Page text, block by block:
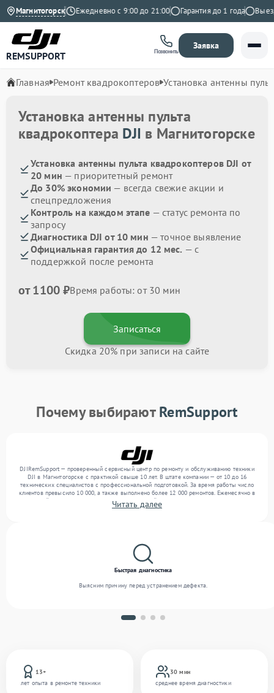
Магнитогорск
4.9 на Яндекс Ежедневно с 9:00 до 21:00 Гарантия до 1 года Выезд
REMSUPPORT Позвонить
Заявка
Главная Ремонт квадрокоптеров Установка антенны
Установка антенны пульта
квадрокоптера DJI в Магнитогорске
Установка антенны пульта квадрокоптеров DJI от
20 мин — приоритетный ремонт
До 30% экономии — всегда свежие акции и
спецпредложения
Контроль на каждом этапе — статус ремонта по
запросу
Диагностика DJI от 10 мин — точное выявление
Официальная гарантия до 12 мес. — с
поддержкой после ремонта
от 1100 ₽Время работы: от 30 мин
Записаться
Скидка 20% при записи на сайте
Почему выбираютRemSupport
DJIRemSupport — проверенный сервисный центр по ремонту и обслуживанию техники
DJI в Магнитогорске с практикой свыше 10 лет. В штате компании — от 10 до 16
технических специалистов с профессиональной подготовкой. За время работы число
клиентов превысило 10 000, а также выполнено более 12 000 ремонтов. Ежемесячно в
сервисный центр поступает более 300 обращений, включая , , . Мы выполняем ремонт
различного уровня сложности и предлагаем стабильный уровень сервиса благодаря
Читать далее
13+
лет опыта в ремонте техники
30 мин
среднее время диагностики
Быстрая диагностика
Выясним причину перед устранением дефекта.